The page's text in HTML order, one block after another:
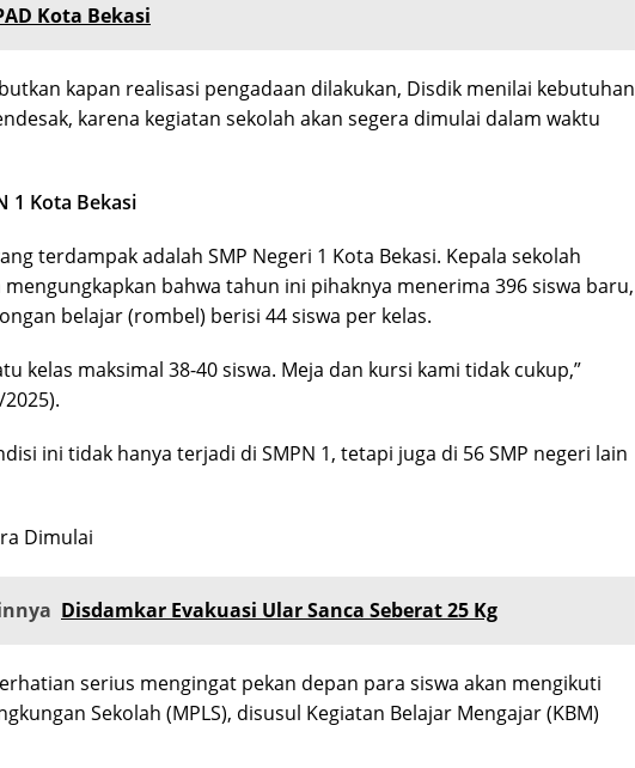
Kota Bekasi
kapan realisasi pengadaan dilakukan, Disdik menilai kebutuhan
karena kegiatan sekolah akan segera dimulai dalam waktu
1 Kota Bekasi
terdampak adalah SMP Negeri 1 Kota Bekasi. Kepala sekolah
bahwa tahun ini pihaknya menerima 396 siswa baru,
belajar (rombel) berisi 44 siswa per kelas.
kelas maksimal 38-40 siswa. Meja dan kursi kami tidak cukup,”
ini tidak hanya terjadi di SMPN 1, tetapi juga di 56 SMP negeri lain
Dimulai
Disdamkar Evakuasi Ular Sanca Seberat 25 Kg
serius mengingat pekan depan para siswa akan mengikuti
Sekolah (MPLS), disusul Kegiatan Belajar Mengajar (KBM)